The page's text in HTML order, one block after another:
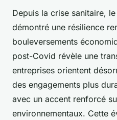
Depuis la crise sanitaire,
démontré une résilience
bouleversements
post-Covid révèle une
entreprises orientent
des engagements plus
avec un accent renforcé
environnementaux. Cette